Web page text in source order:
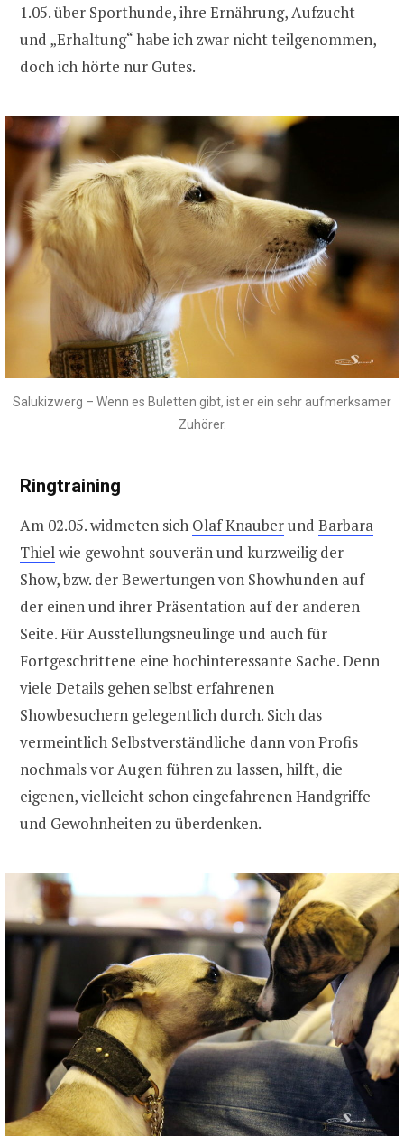
1.05. über Sporthunde, ihre Ernährung, Aufzucht
und „Erhaltung“ habe ich zwar nicht teilgenommen,
doch ich hörte nur Gutes.
Salukizwerg – Wenn es Buletten gibt, ist er ein sehr aufmerksamer
Zuhörer.
Ringtraining
Am 02.05. widmeten sich Olaf Knauberund Barbara
Thielwie gewohnt souverän und kurzweilig der
Show, bzw. der Bewertungen von Showhunden auf
der einen und ihrer Präsentation auf der anderen
Seite. Für Ausstellungsneulinge und auch für
Fortgeschrittene eine hochinteressante Sache. Denn
viele Details gehen selbst erfahrenen
Showbesuchern gelegentlich durch. Sich das
vermeintlich Selbstverständliche dann von Profis
nochmals vor Augen führen zu lassen, hilft, die
eigenen, vielleicht schon eingefahrenen Handgriffe
und Gewohnheiten zu überdenken.